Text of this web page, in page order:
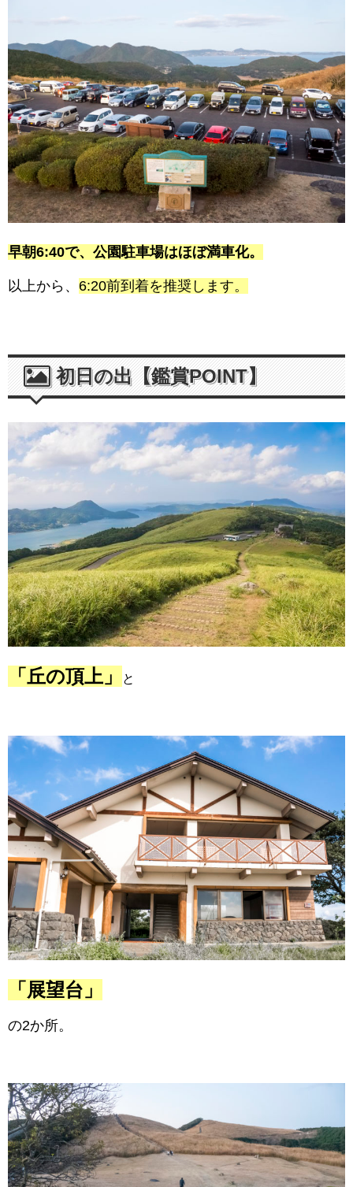
早朝6:40で、公園駐車場はほぼ満車化。
以上から、 6:20前到着を推奨します。
初日の出【鑑賞POINT】
「丘の頂上」 と
「展望台」
の2か所。